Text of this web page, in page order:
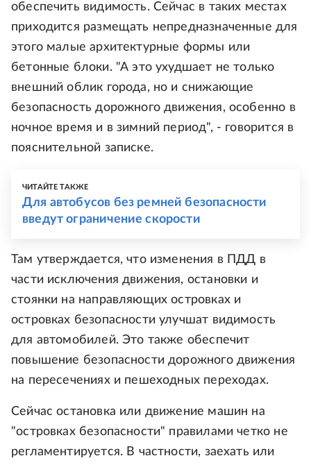
обеспечить видимость. Сейчас в таких местах
приходится размещать непредназначенные для
этого малые архитектурные формы или
бетонные блоки. "А это ухудшает не только
внешний облик города, но и снижающие
безопасность дорожного движения, особенно в
ночное время и в зимний период", - говорится в
пояснительной записке.
ЧИТАЙТЕ ТАКЖЕ
Для автобусов без ремней безопасности
введут ограничение скорости
Там утверждается, что изменения в ПДД в
части исключения движения, остановки и
стоянки на направляющих островках и
островках безопасности улучшат видимость
для автомобилей. Это также обеспечит
повышение безопасности дорожного движения
на пересечениях и пешеходных переходах.
Сейчас остановка или движение машин на
"островках безопасности" правилами четко не
регламентируется. В частности, заехать или